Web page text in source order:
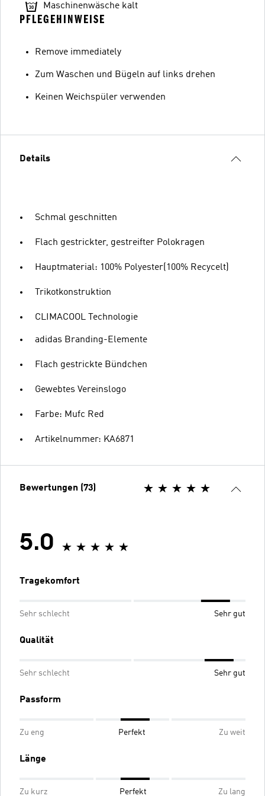
Maschinenwäsche kalt
PFLEGEHINWEISE
Remove immediately
Zum Waschen und Bügeln auf links drehen
Keinen Weichspüler verwenden
Details
Schmal geschnitten
Flach gestrickter, gestreifter Polokragen
Hauptmaterial: 100% Polyester(100% Recycelt)
Trikotkonstruktion
CLIMACOOL Technologie
adidas Branding-Elemente
Flach gestrickte Bündchen
Gewebtes Vereinslogo
Farbe: Mufc Red
Artikelnummer: KA6871
Bewertungen (73)
5.0
Tragekomfort
Sehr schlecht Sehr gut
Qualität
Sehr schlecht Sehr gut
Passform
Zu eng Perfekt Zu weit
Länge
Zu kurz Perfekt Zu lang